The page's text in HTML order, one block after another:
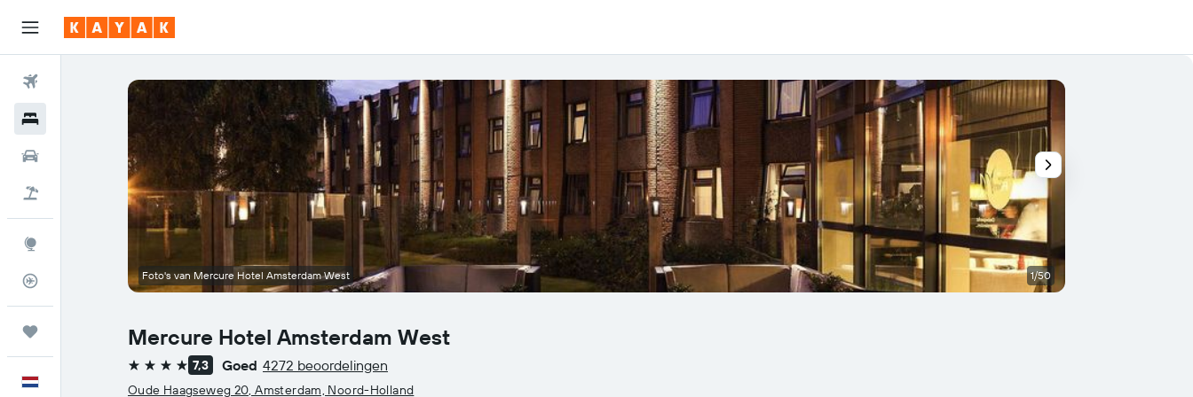
Pakketreizen
Vluchtstatus info
Mercure Hotel Amsterdam West
4 sterren 7,3 Goed 4272 beoordelingen
Oude Haagseweg 20, Amsterdam, Noord-Holland
Foto's van Mercure Hotel Amsterdam West 1/50